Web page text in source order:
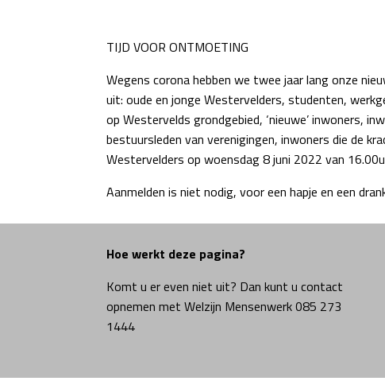
TIJD VOOR ONTMOETING
Wegens corona hebben we twee jaar lang onze
uit: oude en jonge Westervelders, studenten,
op Westervelds grondgebied, ‘nieuwe’ inwoners,
bestuursleden van verenigingen, inwoners die de
Westervelders op woensdag 8 juni 2022 van
Aanmelden is niet nodig, voor een hapje en een
Hoe werkt deze pagina?
Komt u er even niet uit? Dan kunt u contact
opnemen met Welzijn Mensenwerk 085 273
1444